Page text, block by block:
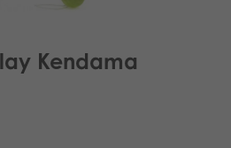
Kendama